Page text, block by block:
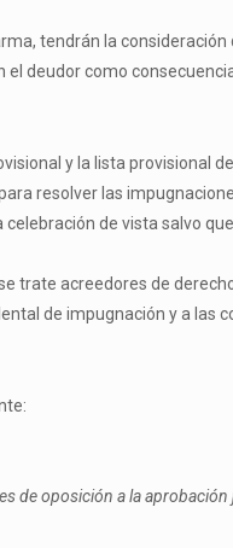
tendrán la
deudor como
y la lista provisional
resolver las
de vista salvo
trate acreedores de
de impugnación y a las
de oposición a la aprobación